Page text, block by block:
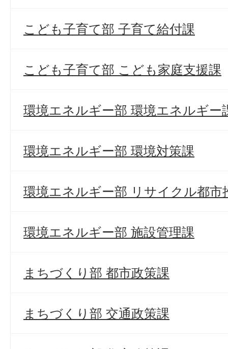
こども子育て部 子育て給付課
こども子育て部 こども家庭支援課
環境エネルギー部 環境エネルギー
環境エネルギー部 環境対策課
環境エネルギー部 リサイクル都市
環境エネルギー部 施設管理課
まちづくり部 都市政策課
まちづくり部 交通政策課